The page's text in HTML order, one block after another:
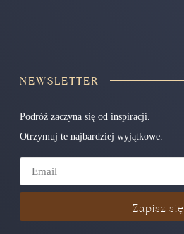
NEWSLETTER
Podróż zaczyna się od inspiracji.
Otrzymuj te najbardziej wyjątkowe.
Zapisz się